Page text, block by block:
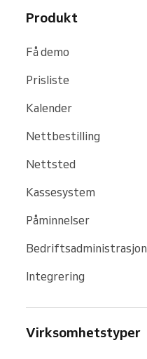
Produkt
Få demo
Prisliste
Kalender
Nettbestilling
Nettsted
Kassesystem
Påminnelser
Bedriftsadministrasjon
Integrering
Virksomhetstyper